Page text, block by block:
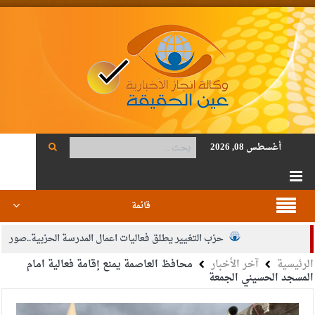
أغسطس 08, 2026
قائمة
حزب التغيير يطلق فعاليات اعمال المدرسة الحزبية..صور
الجيش يفتح باب التجنيد لحملة البكالوريوس في الحقوق والقانون
بيان اجتماع عمّان:دعم الوصاية الهاشمية التاريخية على المقدسات
الرئيسية آخر الأخبار محافظ العاصمة يمنع إقامة فعالية امام
المسجد الحسيني الجمعة